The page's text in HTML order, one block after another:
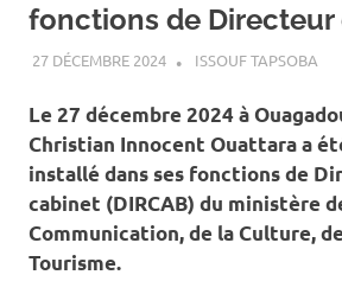
fonctions de
27 DÉCEMBRE 2024 ISSOUF TAPSOBA
Le 27 décembre 2024 à
Christian Innocent Ouattara a
installé dans ses fonctions de
cabinet (DIRCAB) du ministère
Communication, de la Culture,
Tourisme.